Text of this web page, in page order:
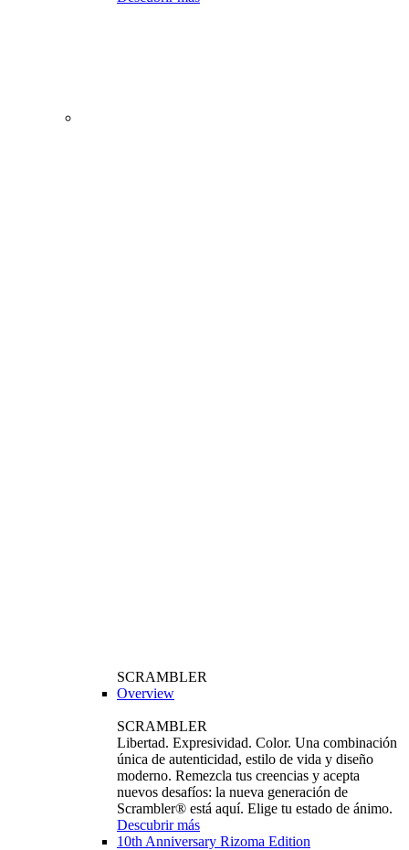
SCRAMBLER
Overview
SCRAMBLER
Libertad. Expresividad. Color. Una combinación
única de autenticidad, estilo de vida y diseño
moderno. Remezcla tus creencias y acepta
nuevos desafíos: la nueva generación de
Scrambler® está aquí. Elige tu estado de ánimo.
Descubrir más
10th Anniversary Rizoma Edition